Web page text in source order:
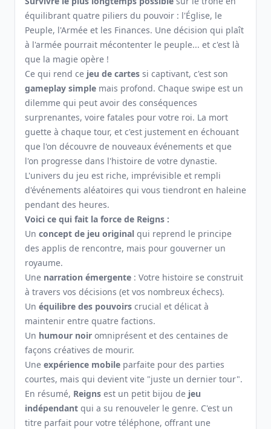
équilibrant quatre piliers du pouvoir : l'Église, le
Peuple, l'Armée et les Finances. Une décision qui plaît
à l'armée pourrait mécontenter le peuple... et c'est là
que la magie opère !
Ce qui rend ce jeu de cartes si captivant, c'est son
gameplay simple mais profond. Chaque swipe est un
dilemme qui peut avoir des conséquences
surprenantes, voire fatales pour votre roi. La mort
guette à chaque tour, et c'est justement en échouant
que l'on découvre de nouveaux événements et que
l'on progresse dans l'histoire de votre dynastie.
L'univers du jeu est riche, imprévisible et rempli
d'événements aléatoires qui vous tiendront en haleine
pendant des heures.
Voici ce qui fait la force de Reigns :
Un concept de jeu original qui reprend le principe
des applis de rencontre, mais pour gouverner un
royaume.
Une narration émergente : Votre histoire se construit
à travers vos décisions (et vos nombreux échecs).
Un équilibre des pouvoirs crucial et délicat à
maintenir entre quatre factions.
Un humour noir omniprésent et des centaines de
façons créatives de mourir.
Une expérience mobile parfaite pour des parties
courtes, mais qui devient vite "juste un dernier tour".
En résumé, Reigns est un petit bijou de jeu
indépendant qui a su renouveler le genre. C'est un
titre parfait pour votre téléphone, offrant une